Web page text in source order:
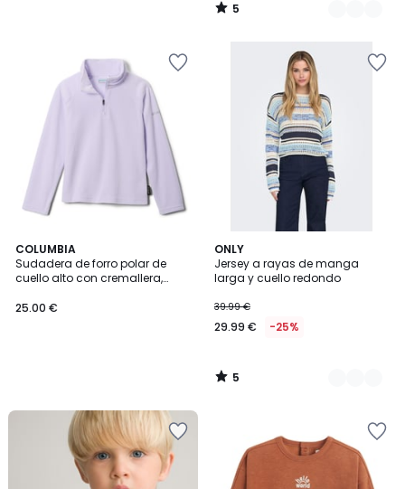
5
/
COLUMBIA
Sudadera de forro polar de
cuello alto con cremallera,
25.00 €
ONLY
Jersey a rayas de manga
larga y cuello redondo
39.99 €
29.99 € -25%
5
/
5
2
Colores
5
/